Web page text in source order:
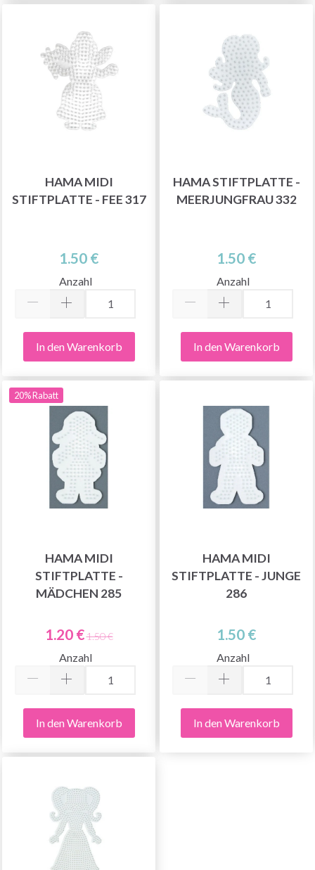
HAMA MIDI
STIFTPLATTE - FEE 317
1.50 €
Anzahl
In den Warenkorb
HAMA STIFTPLATTE -
MEERJUNGFRAU 332
1.50 €
Anzahl
In den Warenkorb
20% Rabatt
HAMA MIDI
STIFTPLATTE -
MÄDCHEN 285
1.20 €1.50 €
Anzahl
In den Warenkorb
HAMA MIDI
STIFTPLATTE - JUNGE
286
1.50 €
Anzahl
In den Warenkorb